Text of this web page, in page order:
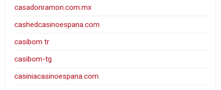
casadonramon.com.mx
cashedcasinoespana.com
casibom tr
casibom-tg
casiniacasinoespana.com